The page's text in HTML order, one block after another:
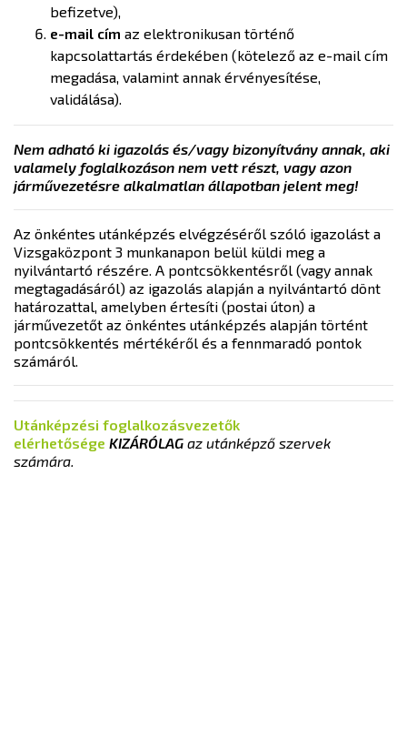
befizetve),
e-mail cím az elektronikusan történő
kapcsolattartás érdekében (kötelező az e-mail cím
megadása, valamint annak érvényesítése,
validálása).
Nem adható ki igazolás és/vagy bizonyítvány annak, aki
valamely foglalkozáson nem vett részt, vagy azon
járművezetésre alkalmatlan állapotban jelent meg!
Az önkéntes utánképzés elvégzéséről szóló igazolást a
Vizsgaközpont 3 munkanapon belül küldi meg a
nyilvántartó részére. A pontcsökkentésről (vagy annak
megtagadásáról) az igazolás alapján a nyilvántartó dönt
határozattal, amelyben értesíti (postai úton) a
járművezetőt az önkéntes utánképzés alapján történt
pontcsökkentés mértékéről és a fennmaradó pontok
számáról.
Utánképzési foglalkozásvezetők
elérhetősége KIZÁRÓLAG az utánképző szervek
számára.